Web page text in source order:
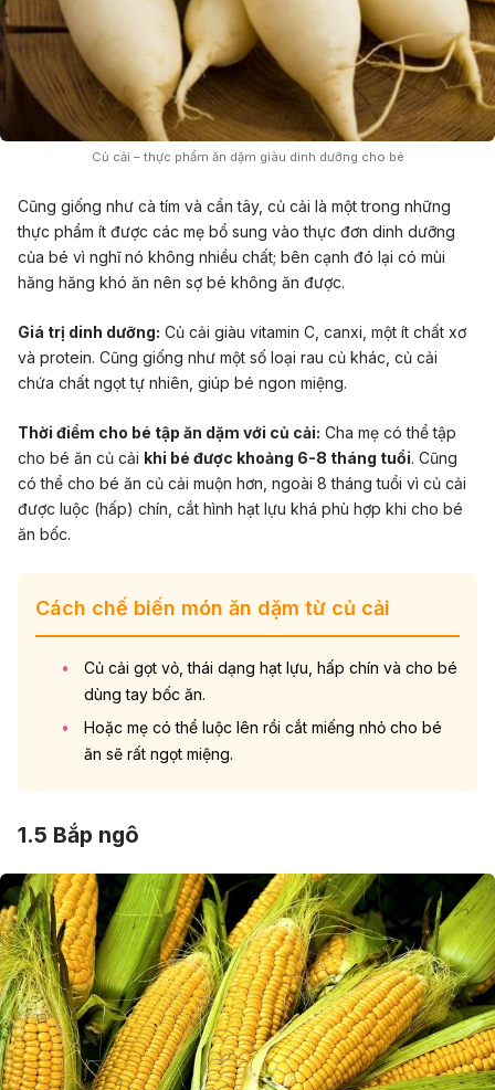
Củ cải – thực phẩm ăn dặm giàu dinh dưỡng cho bé
Cũng giống như cà tím và cần tây, củ cải là một trong những
thực phẩm ít được các mẹ bổ sung vào thực đơn dinh dưỡng
của bé vì nghĩ nó không nhiều chất; bên cạnh đó lại có mùi
hăng hăng khó ăn nên sợ bé không ăn được.
Giá trị dinh dưỡng: Củ cải giàu vitamin C, canxi, một ít chất xơ
và protein. Cũng giống như một số loại rau củ khác, củ cải
chứa chất ngọt tự nhiên, giúp bé ngon miệng.
Thời điểm cho bé tập ăn dặm với củ cải: Cha mẹ có thể tập
cho bé ăn củ cải khi bé được khoảng 6-8 tháng tuổi. Cũng
có thể cho bé ăn củ cải muộn hơn, ngoài 8 tháng tuổi vì củ cải
được luộc (hấp) chín, cắt hình hạt lựu khá phù hợp khi cho bé
ăn bốc.
Cách chế biến món ăn dặm từ củ cải
Củ cải gọt vỏ, thái dạng hạt lựu, hấp chín và cho bé
dùng tay bốc ăn.
Hoặc mẹ có thể luộc lên rồi cắt miếng nhỏ cho bé
ăn sẽ rất ngọt miệng.
1.5 Bắp ngô